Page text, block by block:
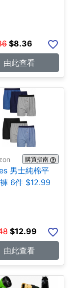
$8.36
由此查看
購買指南
男士純棉平
6件 $12.99
$12.99
由此查看